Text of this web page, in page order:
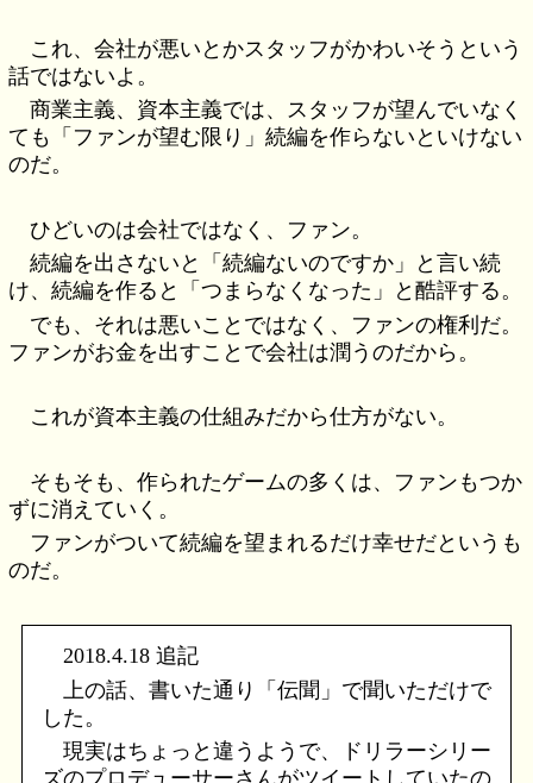
これ、会社が悪いとかスタッフがかわいそうという
話ではないよ。
商業主義、資本主義では、スタッフが望んでいなく
ても「ファンが望む限り」続編を作らないといけない
のだ。
ひどいのは会社ではなく、ファン。
続編を出さないと「続編ないのですか」と言い続
け、続編を作ると「つまらなくなった」と酷評する。
でも、それは悪いことではなく、ファンの権利だ。
ファンがお金を出すことで会社は潤うのだから。
これが資本主義の仕組みだから仕方がない。
そもそも、作られたゲームの多くは、ファンもつか
ずに消えていく。
ファンがついて続編を望まれるだけ幸せだというも
のだ。
2018.4.18 追記
上の話、書いた通り「伝聞」で聞いただけで
した。
現実はちょっと違うようで、ドリラーシリー